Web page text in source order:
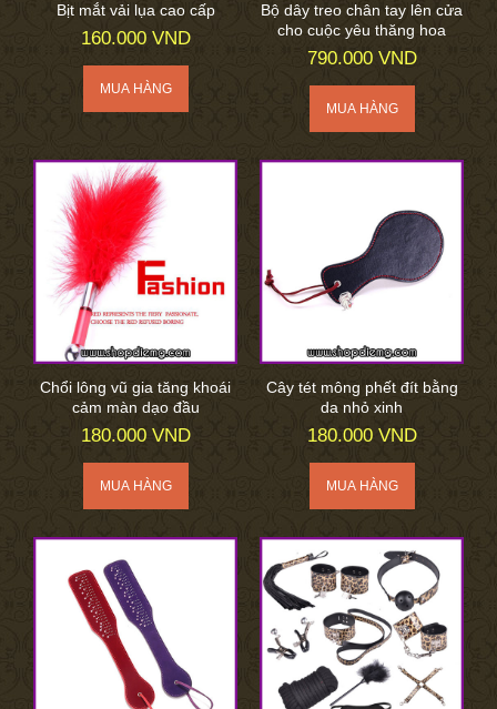
Bịt mắt vải lụa cao cấp
160.000 VND
Bộ dây treo chân tay lên cửa
cho cuộc yêu thăng hoa
790.000 VND
Chổi lông vũ gia tăng khoái
cảm màn dạo đầu
180.000 VND
Cây tét mông phết đít bằng
da nhỏ xinh
180.000 VND